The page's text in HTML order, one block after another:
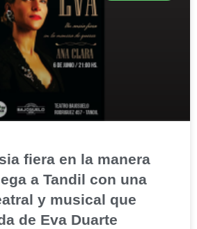
fiera en la manera
a Tandil con una
y musical que
de Eva Duarte